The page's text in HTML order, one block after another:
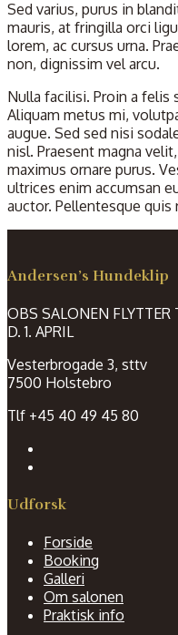
Sed varius, purus in
mauris, at fringilla orci
lorem, ac cursus urna.
non, dignissim vel arcu.
Nulla facilisi. Proin a
Aliquam metus mi,
augue. Sed sed nisi
nisl. Praesent magna
maximus ornare purus.
ultrices enim accumsan
auctor. Pellentesque quis
Andersen’s Hundeklip
OBS SALONEN FLYTTER
D. 1. APRIL
Vesterbrogade 3, sttv
7500 Holstebro
Tlf +45 40 49 45 80
Udforsk
Forside
Booking
Galleri
Om salonen
Praktisk info